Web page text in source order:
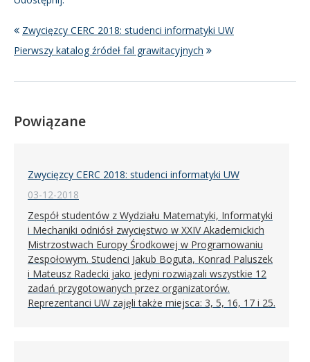
Zwycięzcy CERC 2018: studenci informatyki UW
Pierwszy katalog źródeł fal grawitacyjnych
Powiązane
Zwycięzcy CERC 2018: studenci informatyki UW
03-12-2018
Zespół studentów z Wydziału Matematyki, Informatyki
i Mechaniki odniósł zwycięstwo w XXIV Akademickich
Mistrzostwach Europy Środkowej w Programowaniu
Zespołowym. Studenci Jakub Boguta, Konrad Paluszek
i Mateusz Radecki jako jedyni rozwiązali wszystkie 12
zadań przygotowanych przez organizatorów.
Reprezentanci UW zajęli także miejsca: 3, 5, 16, 17 i 25.